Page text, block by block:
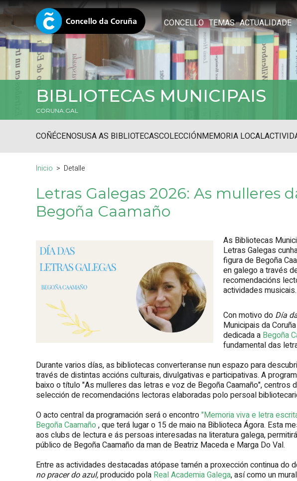
CONCELLO TEMAS ACTUALIDADE
BIBLIOTECAS MUNICIPAIS
CORUNA.GAL
COÑÉCENOSUSA AS BIBLIOTECASCOLECCIÓNMEMORIA LOCAL
Inicio Detalle
Letras Galegas 2026: As mulleres
Begoña Caamaño
As Bibliotecas
Letras Galegas
figura de Begoña
en galego a través
recomendacións
actividades musicais.
Con motivo do Día
Municipais da
dedicada a Begoña
fundamental das
Durante varios días, as bibliotecas converteranse nun espazo para
través de distintas accións culturais, divulgativas e participativas. A
baixo o título "As mulleres das letras e voz de Begoña Caamaño", centros
selección de recomendacións lectoras elaboradas polo persoal
O acto central da programación será o encontro"Memoria viva e letra
Begoña Caamaño , que terá lugar o 15 de maio na Biblioteca Ágora. Esta
aos clubs de lectura e ás persoas interesadas na literatura galega,
público de Begoña Caamaño da man de Beatriz Maceda e Marga Do Val.
Entre as actividades destacadas atópase tamén a proxección continua do
no pracer do azul,producido pola Real Academia Galega, así como un